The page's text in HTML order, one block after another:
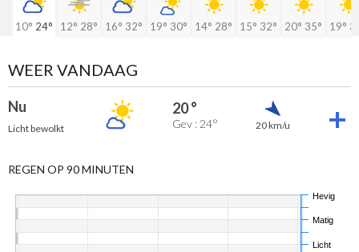
10° 24° 12° 28° 16° 32° 19° 30° 14° 28° 15° 32° 20° 35° 19°
WEER VANDAAG
Nu
Licht bewolkt
20 °
Gev : 24° 20 km/u
REGEN OP 90 MINUTEN
Licht
Matig
Hevig